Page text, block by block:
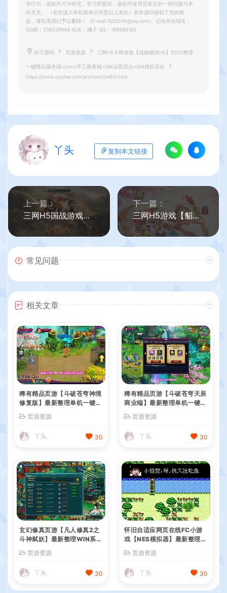
等行为，该软件只为研究、学习所提供，该软件使用后发生的一切问题与本
站无关。 （若您进入本站就表示同意以上条款）若本源码侵犯了您的权
益，请联系我们予以删除！（E-mail:1803245@qq.com） 记住本站域名：
QQ群：206529666 站长：橘子 QQ：188588162
桔子源码 页游资源 三网H5卡牌游戏【战姬物语H5】2022整理
一键既玩服务端+Linux手工服务端+GM运营后台+GM授权后台
https://www.czymw.com/archives/5463.html
丫头 复制本文链接
上一篇：
三网H5国战游戏【乱世之君天命神话H5】最新整理一键即玩镜像服务端+Linux手工服务端+GM授权后台+详细搭建教程
下一篇：
三网H5游戏【貂蝉三国H5】最新整理单机一键即玩镜像端+Linux手工服务端+GM授权后台+详细搭建教程
常见问题
相关文章
稀有精品页游【斗破苍穹神境
修复版】最新整理单机一键即
玩镜像端+Linux手工服务端
+管理后台+详细搭建教程
页游资源
丫头 30
稀有精品页游【斗破苍穹天辰
商业端】最新整理单机一键即
玩镜像端+Linux手工服务端
+管理后台+详细搭建教程
页游资源
丫头 30
玄幻修真页游【凡人修真2之
斗神弑妖】最新整理WIN系服
+外网教程
页游资源
丫头 30
怀旧自适应网页在线FC小游
戏【NES模拟器】最新整理W
端+管理后台+支持手柄+存档
页游资源
丫头 30